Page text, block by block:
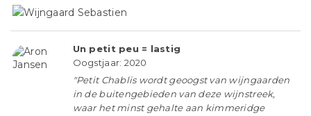
Un petit peu = lastig
Oogstjaar: 2020
"Petit Chablis wordt geoogst van wijngaarden
in de buitengebieden van deze wijnstreek,
waar het minst gehalte aan kimmeridge